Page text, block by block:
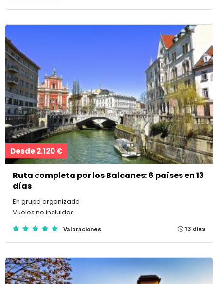
Desde 2.120 €
Ruta completa por los Balcanes: 6 países en 13
días
En grupo organizado
Vuelos no incluidos
Valoraciones 13 días